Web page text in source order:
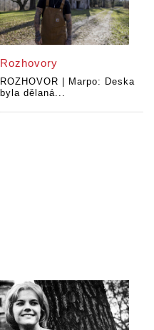
Rozhovory
ROZHOVOR | Marpo: Deska
byla dělaná...